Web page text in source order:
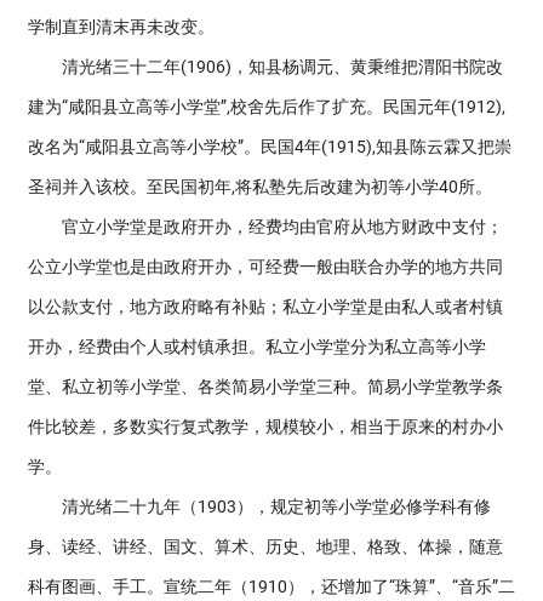
学制直到清末再未改变。
清光绪三十二年(1906)，知县杨调元、黄秉维把渭阳书院改
建为“咸阳县立高等小学堂”,校舍先后作了扩充。民国元年(1912),
改名为“咸阳县立高等小学校”。民国4年(1915),知县陈云霖又把崇
圣祠并入该校。至民国初年,将私塾先后改建为初等小学40所。
官立小学堂是政府开办，经费均由官府从地方财政中支付；
公立小学堂也是由政府开办，可经费一般由联合办学的地方共同
以公款支付，地方政府略有补贴；私立小学堂是由私人或者村镇
开办，经费由个人或村镇承担。私立小学堂分为私立高等小学
堂、私立初等小学堂、各类简易小学堂三种。简易小学堂教学条
件比较差，多数实行复式教学，规模较小，相当于原来的村办小
学。
清光绪二十九年（1903），规定初等小学堂必修学科有修
身、读经、讲经、国文、算术、历史、地理、格致、体操，随意
科有图画、手工。宣统二年（1910），还增加了“珠算”、“音乐”二